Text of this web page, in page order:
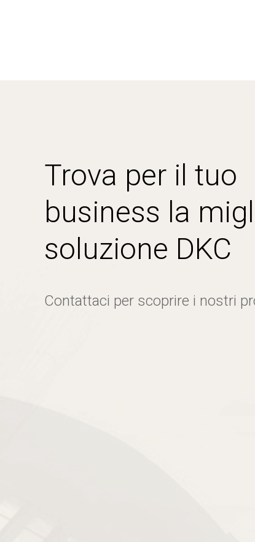
Trova per il tuo
business la
soluzione DKC
Contattaci per scoprire i nostri